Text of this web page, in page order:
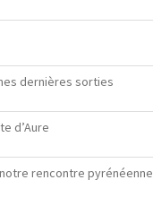
dernières sorties
d’Aure
rencontre pyrénéenne